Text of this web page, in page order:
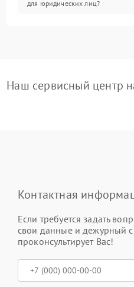
для юридических лиц?
Наш сервисный центр
Контактная
Если требуется задать
свои данные и дежурный
проконсультирует Вас!